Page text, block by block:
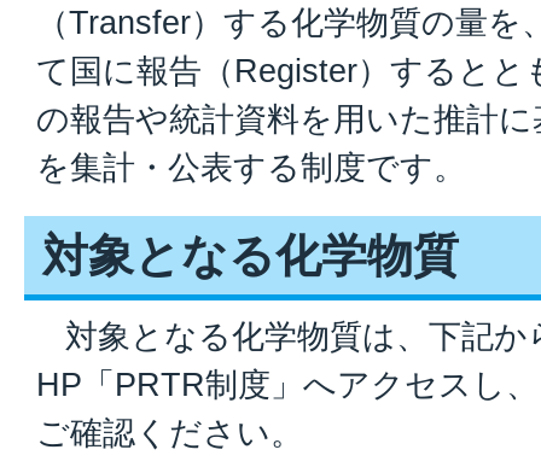
（Transfer）する化学物質の量
て国に報告（Register）するとと
の報告や統計資料を用いた推計
を集計・公表する制度です。
対象となる化学物質
対象となる化学物質は、下記か
HP「PRTR制度」へアクセスし
ご確認ください。